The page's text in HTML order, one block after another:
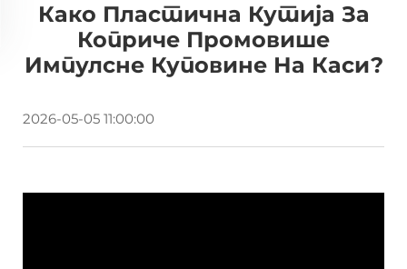
Како Пластична Кутија За
Коприче Промовише
Импулсне Куповине На Каси?
2026-05-05 11:00:00